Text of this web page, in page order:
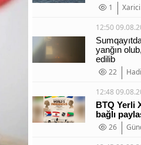
1
12:50
yanğın
edilib
22
12:48
BTQ Yerli
bağlı
26